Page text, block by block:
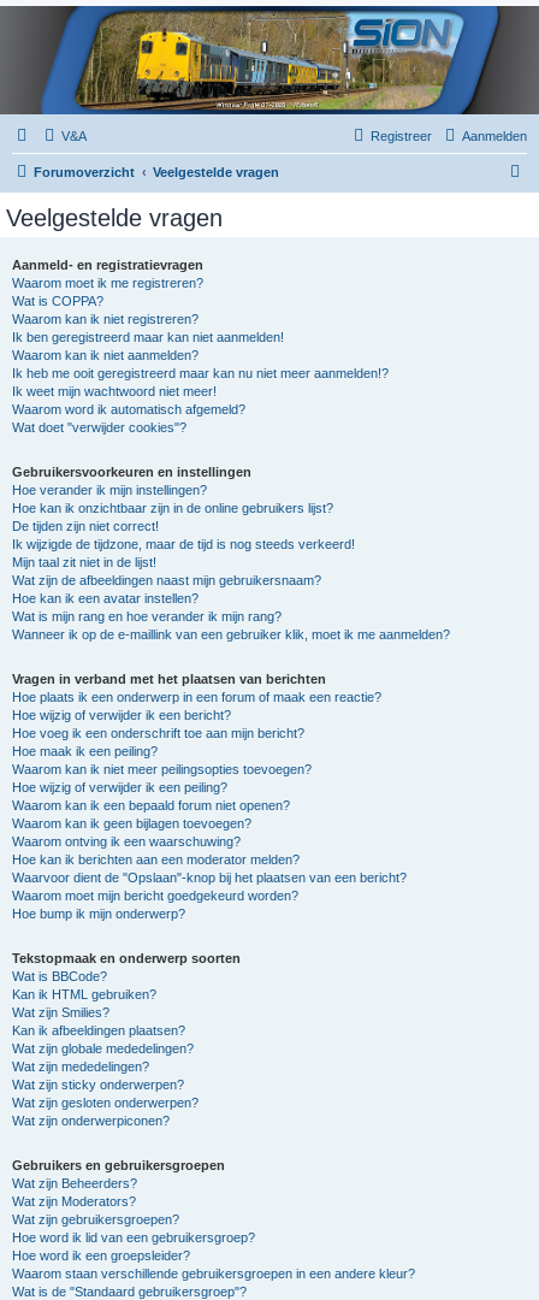
V&A Aanmelden
Registreer
Forumoverzicht Veelgestelde vragen
Veelgestelde vragen
Aanmeld- en registratievragen
Waarom moet ik me registreren?
Wat is COPPA?
Waarom kan ik niet registreren?
Ik ben geregistreerd maar kan niet aanmelden!
Waarom kan ik niet aanmelden?
Ik heb me ooit geregistreerd maar kan nu niet meer aanmelden!?
Ik weet mijn wachtwoord niet meer!
Waarom word ik automatisch afgemeld?
Wat doet "verwijder cookies"?
Gebruikersvoorkeuren en instellingen
Hoe verander ik mijn instellingen?
Hoe kan ik onzichtbaar zijn in de online gebruikers lijst?
De tijden zijn niet correct!
Ik wijzigde de tijdzone, maar de tijd is nog steeds verkeerd!
Mijn taal zit niet in de lijst!
Wat zijn de afbeeldingen naast mijn gebruikersnaam?
Hoe kan ik een avatar instellen?
Wat is mijn rang en hoe verander ik mijn rang?
Wanneer ik op de e-maillink van een gebruiker klik, moet ik me aanmelden?
Vragen in verband met het plaatsen van berichten
Hoe plaats ik een onderwerp in een forum of maak een reactie?
Hoe wijzig of verwijder ik een bericht?
Hoe voeg ik een onderschrift toe aan mijn bericht?
Hoe maak ik een peiling?
Waarom kan ik niet meer peilingsopties toevoegen?
Hoe wijzig of verwijder ik een peiling?
Waarom kan ik een bepaald forum niet openen?
Waarom kan ik geen bijlagen toevoegen?
Waarom ontving ik een waarschuwing?
Hoe kan ik berichten aan een moderator melden?
Waarvoor dient de "Opslaan"-knop bij het plaatsen van een bericht?
Waarom moet mijn bericht goedgekeurd worden?
Hoe bump ik mijn onderwerp?
Tekstopmaak en onderwerp soorten
Wat is BBCode?
Kan ik HTML gebruiken?
Wat zijn Smilies?
Kan ik afbeeldingen plaatsen?
Wat zijn globale mededelingen?
Wat zijn mededelingen?
Wat zijn sticky onderwerpen?
Wat zijn gesloten onderwerpen?
Wat zijn onderwerpiconen?
Gebruikers en gebruikersgroepen
Wat zijn Beheerders?
Wat zijn Moderators?
Wat zijn gebruikersgroepen?
Hoe word ik lid van een gebruikersgroep?
Hoe word ik een groepsleider?
Waarom staan verschillende gebruikersgroepen in een andere kleur?
Wat is de "Standaard gebruikersgroep"?